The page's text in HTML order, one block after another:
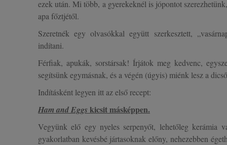
ezek után. Mi több, a gyerekeknél is jópontot
apa főztjétől.
Szeretnék egy olvasókkal együtt szerkesztett,
indítani.
Férfiak, apukák, sorstársak! Írjátok meg kedvenc,
segítsünk egymásnak, és a végén (úgyis) miénk lesz a
Indításként legyen itt az első recept:
Ham andEggs kicsit másképpen.
Vegyünk elő egy nyeles serpenyőt, lehetőleg kerámia
gyakorlatban kevésbé jártasoknak előny, nehezebben